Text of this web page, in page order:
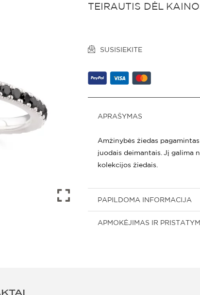
TEIRAUTIS DĖL
SUSISIEKITE
APRAŠYMAS
Amžinybės žiedas
juodais deimantais. Jį galima
kolekcijos žiedais.
PAPILDOMA INFORMACIJA
APMOKĖJIMAS IR